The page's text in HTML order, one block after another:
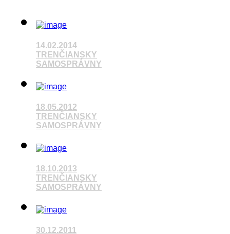
14.02.2014
TRENČIANSKY
SAMOSPRÁVNY
Pozrieť video
18.05.2012
TRENČIANSKY
SAMOSPRÁVNY
Pozrieť video
18.10.2013
TRENČIANSKY
SAMOSPRÁVNY
Pozrieť video
30.12.2011